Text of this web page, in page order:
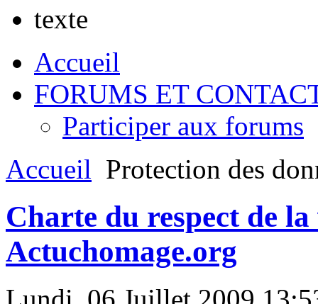
Accueil
FORUMS ET
Participer aux forums
Accueil Protection des
Charte du respect de
Actuchomage.org